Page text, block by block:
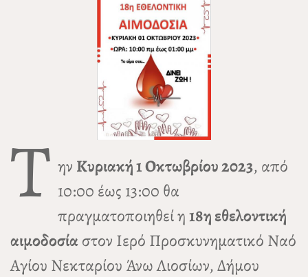
Τ ην Κυριακή 1 Οκτωβρίου 2023, από
10:00 έως 13:00 θα
πραγματοποιηθεί η18η εθελοντική
αιμοδοσίαστον Ιερό Προσκυνηματικό Ναό
Αγίου Νεκταρίου Άνω Λιοσίων, Δήμου